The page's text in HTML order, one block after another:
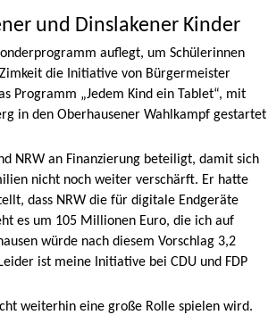
und Dinslakener Kinder
auflegt, um Schülerinnen
die Initiative von Bürgermeister
Programm „Jedem Kind ein Tablet“, mit
in den Oberhausener Wahlkampf gestartet
NRW an Finanzierung beteiligt, damit sich
nicht noch weiter verschärft. Er hatte
dass NRW die für digitale Endgeräte
es um 105 Millionen Euro, die ich auf
würde nach diesem Vorschlag 3,2
ist meine Initiative bei CDU und FDP
weiterhin eine große Rolle spielen wird.